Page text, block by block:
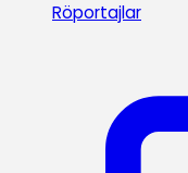
Röportajlar